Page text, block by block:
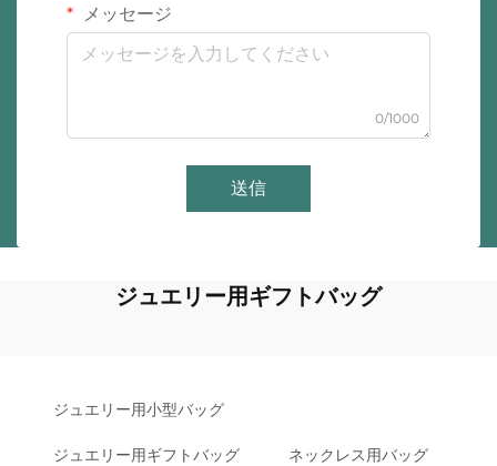
メッセージ
0/1000
送信
ジュエリー用ギフトバッグ
ジュエリー用小型バッグ
ジュエリー用ギフトバッグ ネックレス用バッグ